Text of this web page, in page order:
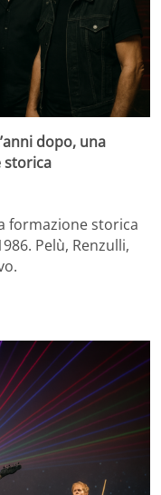
dopo, una
storica
formazione storica
Pelù, Renzulli,